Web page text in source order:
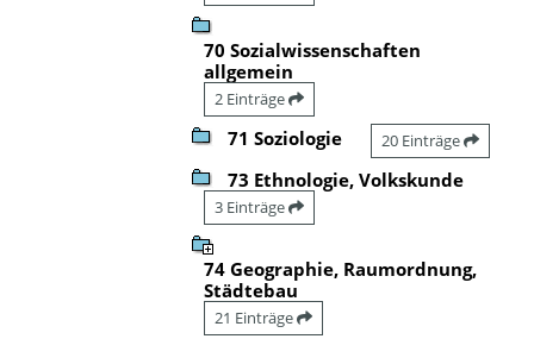
70 Sozialwissenschaften
allgemein
2 Einträge
71 Soziologie 20 Einträge
73 Ethnologie, Volkskunde
3 Einträge
74 Geographie, Raumordnung,
Städtebau
21 Einträge